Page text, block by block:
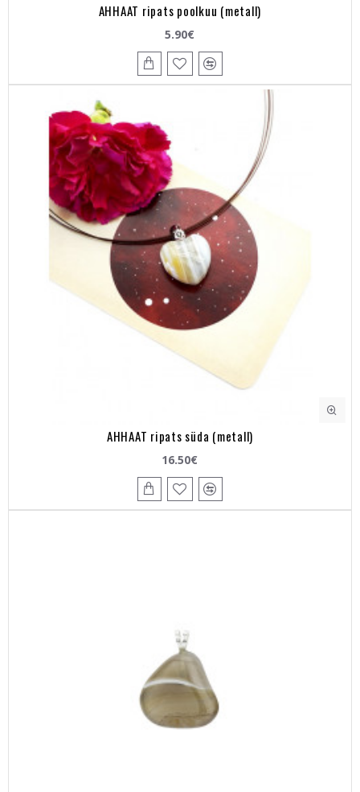
AHHAAT ripats poolkuu (metall)
5.90€
AHHAAT ripats süda (metall)
16.50€